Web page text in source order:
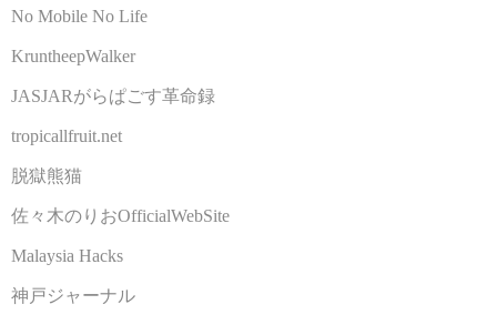
No Mobile No Life
KruntheepWalker
JASJARがらぱごす革命録
tropicallfruit.net
脱獄熊猫
佐々木のりおOfficialWebSite
Malaysia Hacks
神戸ジャーナル